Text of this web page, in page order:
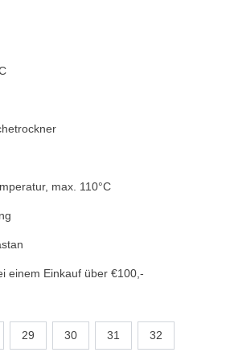
max. 110°C
einem Einkauf über €100,-
29 30 31 32